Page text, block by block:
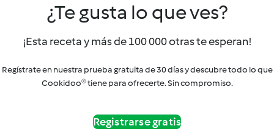
¿Te gusta lo que ves?
¡Esta receta y más de 100 000 otras te esperan!
Regístrate en nuestra prueba gratuita de 30 días y descubre todo lo que
Cookidoo® tiene para ofrecerte. Sin compromiso.
Registrarse gratis